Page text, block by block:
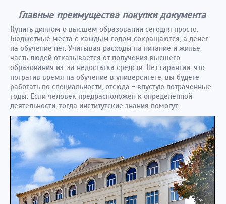
Главные преимущества покупки документа
Купить диплом о высшем образовании сегодня просто.
Бюджетные места с каждым годом сокращаются, а денег
на обучение нет. Учитывая расходы на питание и жилье,
часть людей отказывается от получения высшего
образования из-за недостатка средств. Нет гарантии, что
потратив время на обучение в университете, вы будете
работать по специальности, отсюда - впустую потраченные
годы. Если человек предрасположен к определенной
деятельности, тогда институтские знания помогут.